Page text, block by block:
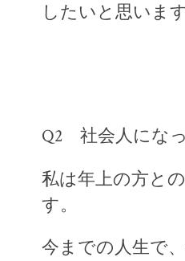
したいと思います
Q2 社会人にな
私は年上の方と
す。
今までの人生で